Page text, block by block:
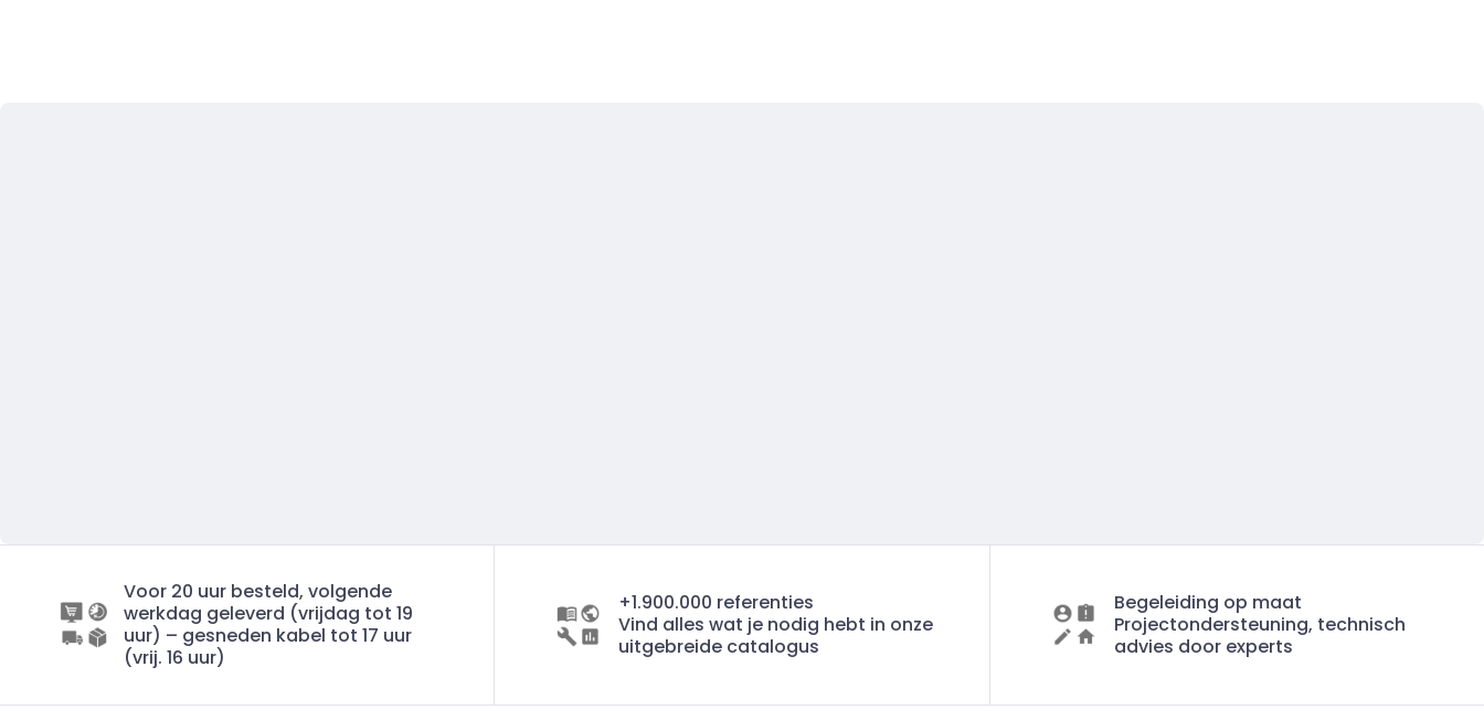
Voor 20 uur besteld, volgende
werkdag geleverd (vrijdag tot 19
uur) – gesneden kabel tot 17 uur
(vrij. 16 uur)
+1.900.000 referenties
Vind alles wat je nodig hebt in onze
uitgebreide catalogus
Begeleiding op maat
Projectondersteuning, technisch
advies door experts